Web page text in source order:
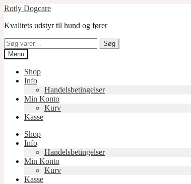
Spring
navigation
Spring
indhold
Rotly Dogcare
Kvalitets udstyr til hund og fører
Søg
efter:
Søg
Menu
Shop
Info
Handelsbetingelser
Min Konto
Kurv
Kasse
Shop
Info
Handelsbetingelser
Min Konto
Kurv
Kasse